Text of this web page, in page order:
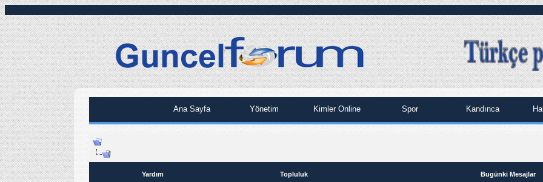
Ana Sayfa Yönetim Kimler Online Spor Kandınca
Yardım Topluluk Bugünki Mesajlar